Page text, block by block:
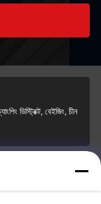
ডিস্ট্রিক্ট, বেইজিং, চীন